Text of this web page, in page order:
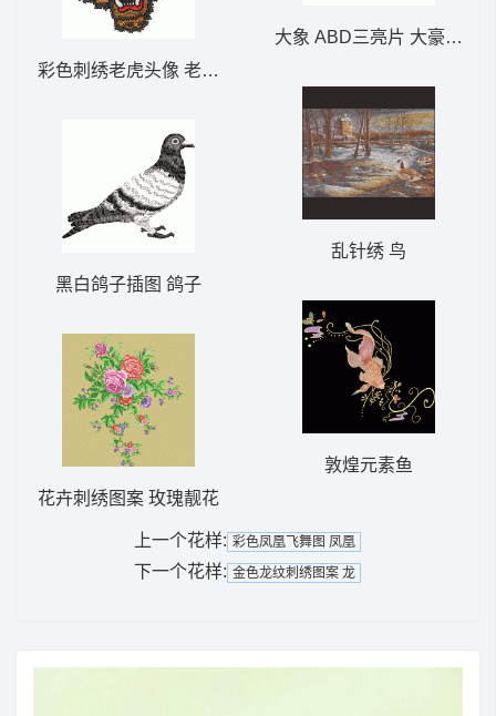
彩色刺绣老虎头像 老虎头
黑白鸽子插图 鸽子
花卉刺绣图案 玫瑰靓花
大象 ABD三亮片 大豪格式
乱针绣 鸟
敦煌元素鱼
上一个花样: 彩色凤凰飞舞图 凤凰
下一个花样: 金色龙纹刺绣图案 龙